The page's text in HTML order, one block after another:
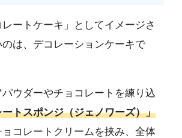
レートケーキ」としてイメージさ
は、デコレーションケーキで
ウダーやチョコレートを練り込
トスポンジ（ジェノワーズ）」
コレートクリームを挟み、全体